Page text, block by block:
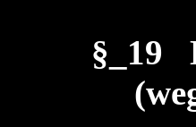
§_19